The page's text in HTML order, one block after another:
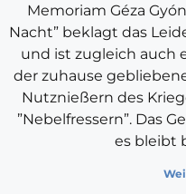
Memoriam Géza
Nacht” beklagt das
und ist zugleich auch
der zuhause
Nutznießern des
”Nebelfressern”. Das
es bleibt